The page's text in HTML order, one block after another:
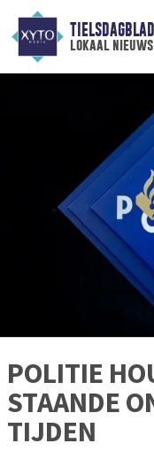
lokaal
POLITIE
STAANDE
TIJDEN